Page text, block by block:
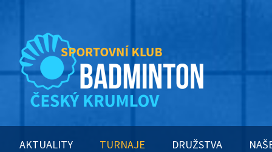
AKTUALITY TURNAJE DRUŽSTVA